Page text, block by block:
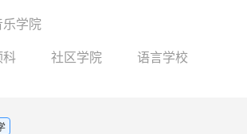
乐学院
科 社区学院 语言学校